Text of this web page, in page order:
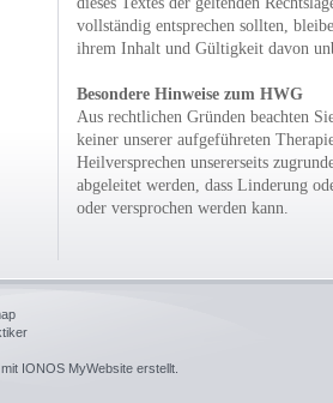
vollständig entsprechen sollten,
ihrem Inhalt und Gültigkeit davon
Besondere Hinweise zum HWG
Aus rechtlichen Gründen beachten
keiner unserer aufgeführeten
Heilversprechen unsererseits
abgeleitet werden, dass Linderung
oder versprochen werden kann.
IONOS MyWebsite erstellt.